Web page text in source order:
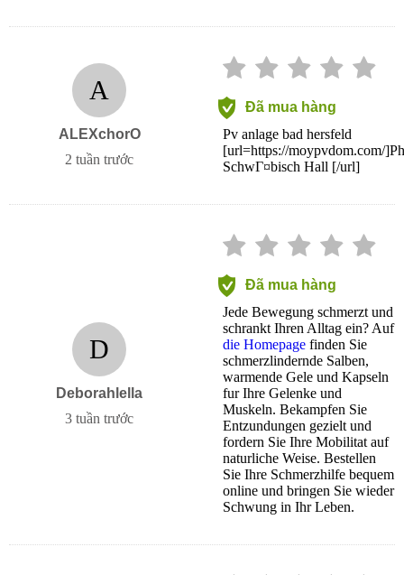
A
ALEXchorO
2 tuần trước
Đã mua hàng
Pv anlage bad hersfeld
[url=https://moypvdom.com/
SchwГ¤bisch Hall [/url]
D
Deborahlella
3 tuần trước
Đã mua hàng
Jede Bewegung schmerzt und
schrankt Ihren Alltag ein? Auf
die Homepage finden Sie
schmerzlindernde Salben,
warmende Gele und Kapseln
fur Ihre Gelenke und
Muskeln. Bekampfen Sie
Entzundungen gezielt und
fordern Sie Ihre Mobilitat auf
naturliche Weise. Bestellen
Sie Ihre Schmerzhilfe bequem
online und bringen Sie wieder
Schwung in Ihr Leben.